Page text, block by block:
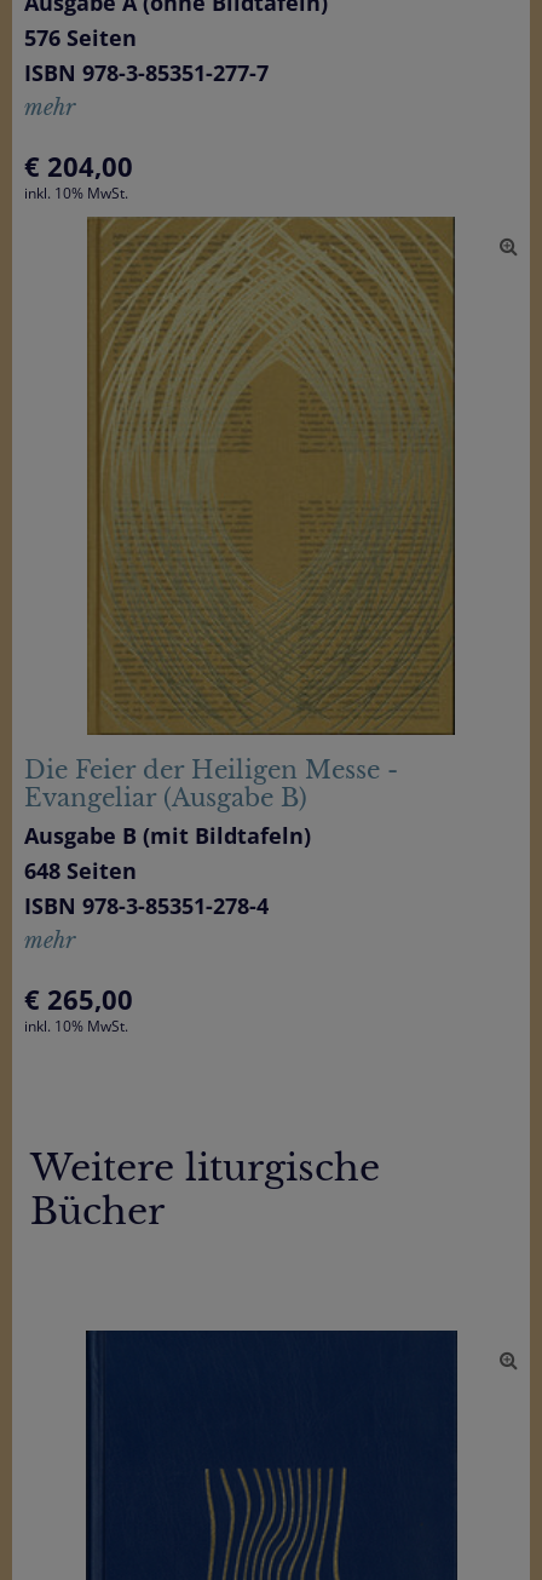
576 Seiten
ISBN 978-3-85351-277-7
mehr
€ 204,00
inkl. 10% MwSt.
Die Feier der Heiligen Messe -
Evangeliar (Ausgabe B)
Ausgabe B (mit Bildtafeln)
648 Seiten
ISBN 978-3-85351-278-4
mehr
€ 265,00
inkl. 10% MwSt.
Weitere liturgische
Bücher